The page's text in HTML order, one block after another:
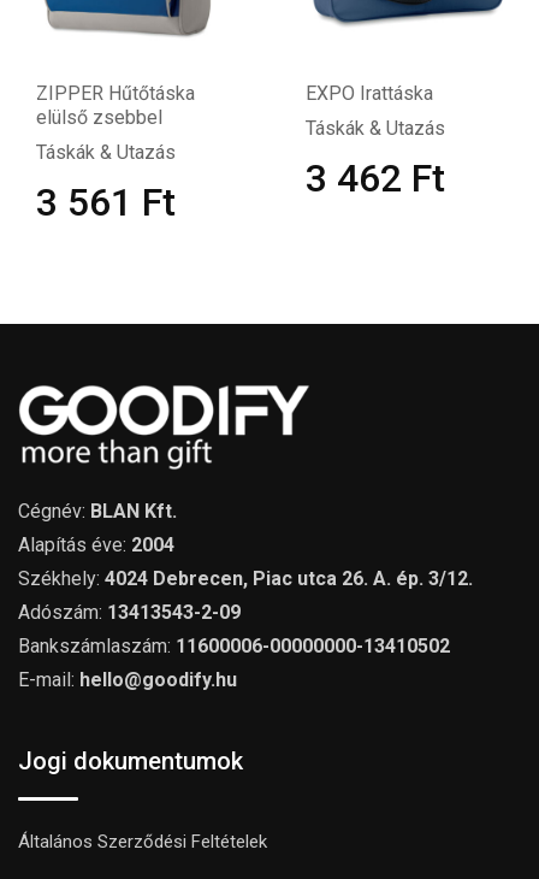
ZIPPER Hűtőtáska
elülső zsebbel
Táskák & Utazás
3 561 Ft
EXPO Irattáska
Táskák & Utazás
3 462 Ft
Cégnév: BLAN Kft.
Alapítás éve: 2004
Székhely: 4024 Debrecen, Piac utca 26. A. ép. 3/12.
Adószám: 13413543-2-09
Bankszámlaszám: 11600006-00000000-13410502
E-mail: hello@goodify.hu
Jogi dokumentumok
Általános Szerződési Feltételek